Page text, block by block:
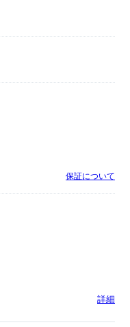
保証について
詳細